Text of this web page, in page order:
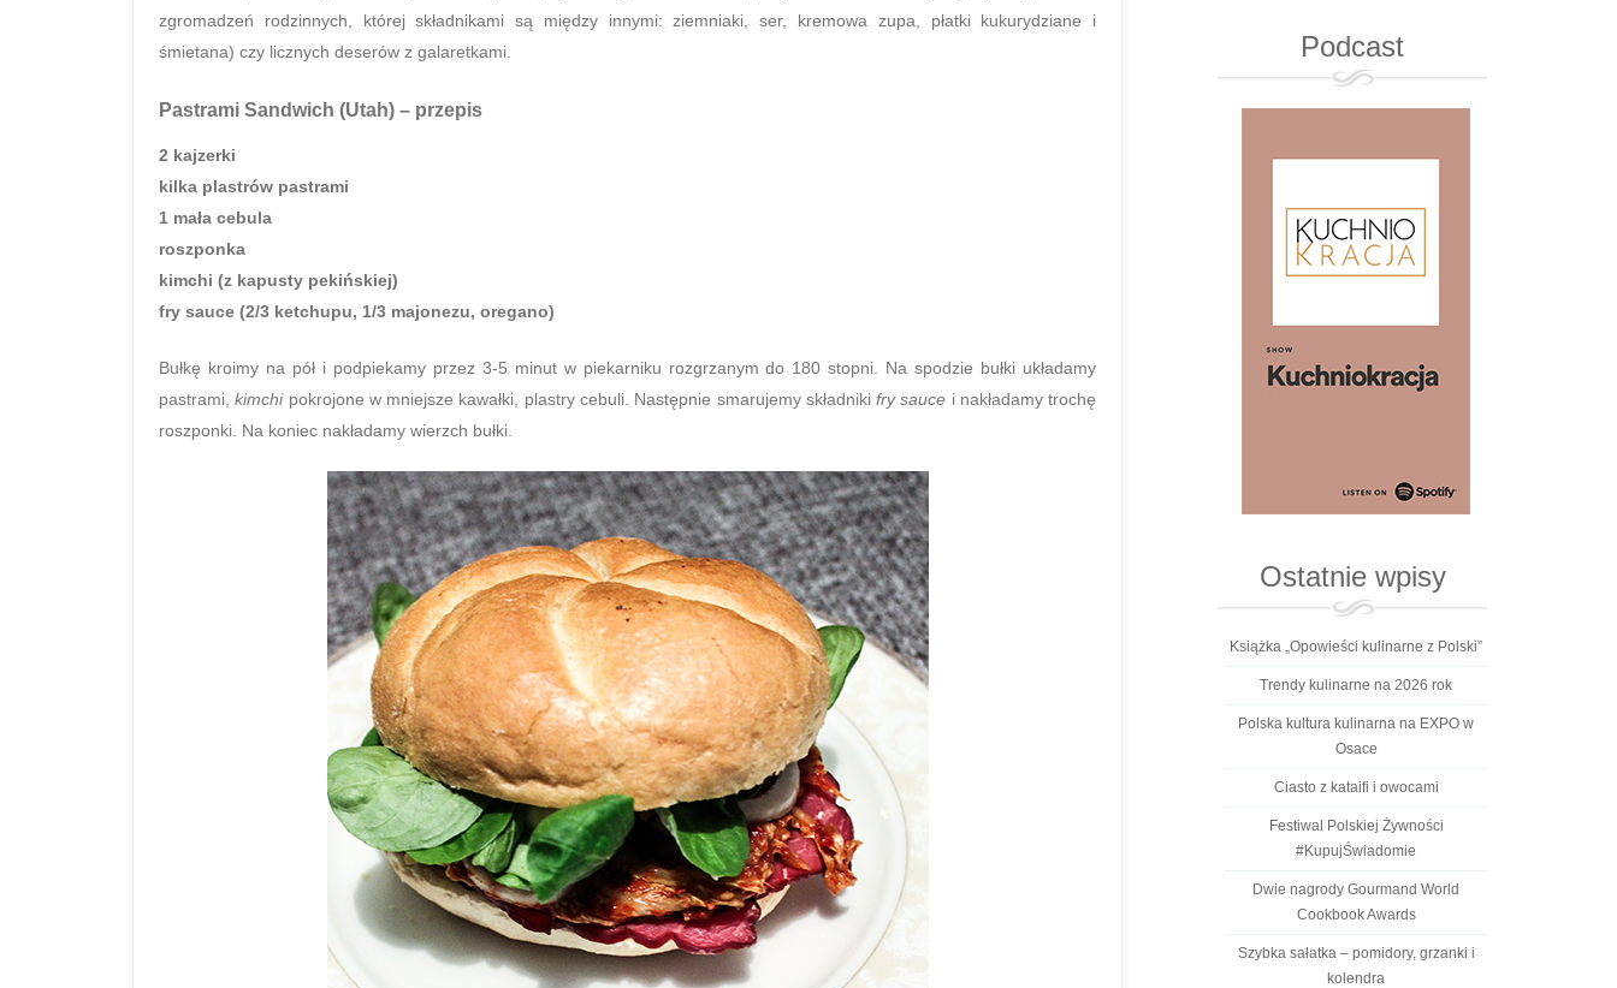
zgromadzeń rodzinnych, której składnikami są między innymi: ziemniaki, ser, kremowa zupa, płatki kukurydziane i
śmietana) czy licznych deserów z galaretkami.
Pastrami Sandwich (Utah) – przepis
2 kajzerki
kilka plastrów pastrami
1 mała cebula
roszponka
kimchi (z kapusty pekińskiej)
fry sauce (2/3 ketchupu, 1/3 majonezu, oregano)
Bułkę kroimy na pół i podpiekamy przez 3-5 minut w piekarniku rozgrzanym do 180 stopni. Na spodzie bułki układamy
pastrami, kimchipokrojone w mniejsze kawałki, plastry cebuli. Następnie smarujemy składnikifry sauce i nakładamy trochę
roszponki. Na koniec nakładamy wierzch bułki.
Podcast
Ostatnie wpisy
Książka „Opowieści kulinarne z Polski”
Trendy kulinarne na 2026 rok
Polska kultura kulinarna na EXPO w
Osace
Ciasto z kataifi i owocami
Festiwal Polskiej Żywności
#KupujŚwiadomie
Dwie nagrody Gourmand World
Cookbook Awards
Szybka sałatka – pomidory, grzanki i
kolendra